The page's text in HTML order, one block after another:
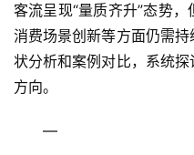
客流呈现“量质齐升”态势，
消费场景创新等方面仍需
状分析和案例对比，系统
方向。
—